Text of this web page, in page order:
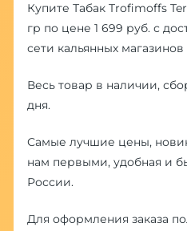
Купите Табак Trofimoffs
гр по цене 1 699 руб. с
сети кальянных
Весь товар в наличии,
дня.
Самые лучшие цены,
нам первыми, удобная и
России.
Для оформления заказа